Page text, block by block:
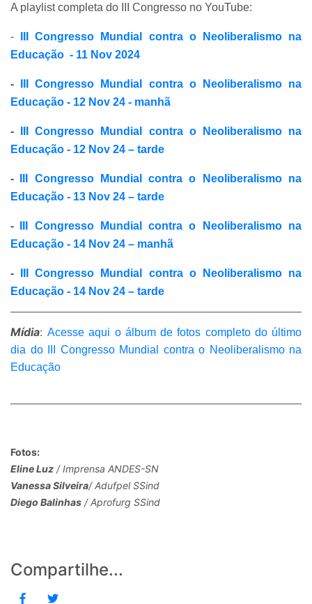
A playlist completa do III Congresso no YouTube:
-
III Congresso Mundial contra o Neoliberalismo na
Educação - 11 Nov 2024
-
III Congresso Mundial contra o Neoliberalismo na
Educação - 12 Nov 24 - manhã
-
III Congresso Mundial contra o Neoliberalismo na
Educação - 12 Nov 24 – tarde
-
III Congresso Mundial contra o Neoliberalismo na
Educação - 13 Nov 24 – tarde
-
III Congresso Mundial contra o Neoliberalismo na
Educação - 14 Nov 24 – manhã
-
III Congresso Mundial contra o Neoliberalismo na
Educação - 14 Nov 24 – tarde
Mídia:Acesse aqui o álbum de fotos completo do último
dia do III Congresso Mundial contra o Neoliberalismo na
Educação
Fotos:
Eline Luz / Imprensa ANDES-SN
Vanessa Silveira/ Adufpel SSind
Diego Balinhas / Aprofurg SSind
Compartilhe...